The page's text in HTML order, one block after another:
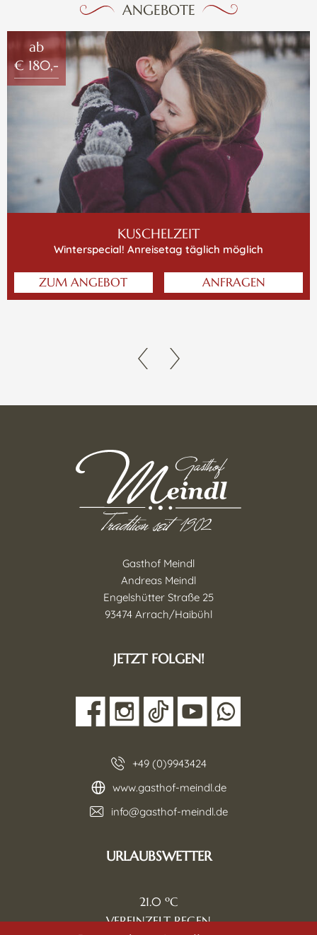
ANGEBOTE
KUSCHELZEIT
Winterspecial! Anreisetag täglich möglich
ab
€ 180,-
ZUM ANGEBOT ANFRAGEN
Gasthof Meindl
Andreas Meindl
Engelshütter Straße 25
93474 Arrach/Haibühl
JETZT FOLGEN!
+49 (0)9943424
www.gasthof-meindl.de
info@gasthof-meindl.de
URLAUBSWETTER
21.0
VEREINZELT REGEN